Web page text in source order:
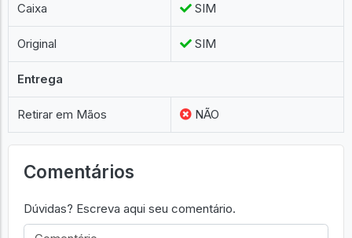
Caixa SIM
Original SIM
Entrega
Retirar em Mãos NÃO
Comentários
Dúvidas? Escreva aqui seu comentário.